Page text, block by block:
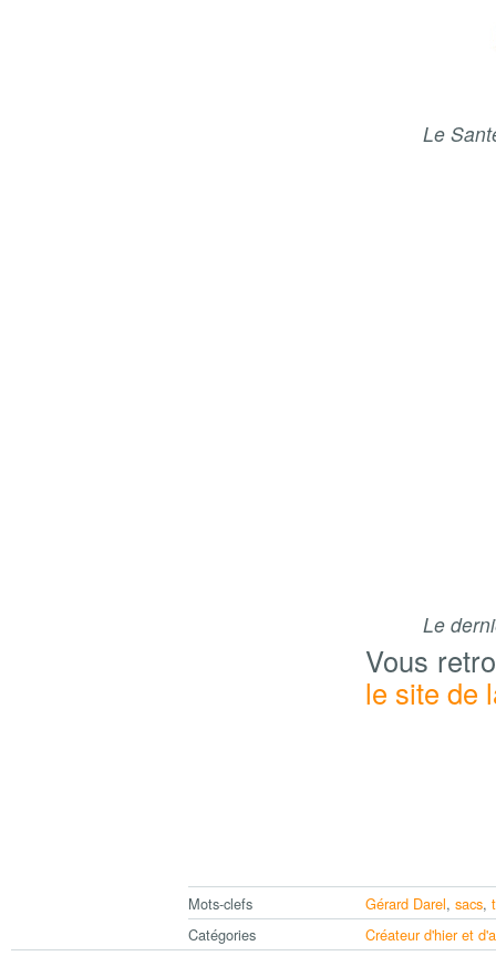
Le
Le
Vous
le site de
Mots-clefs Gérard Darel, sacs,
Catégories
Créateur d'hier et